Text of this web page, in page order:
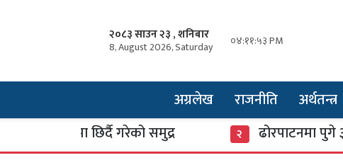
२०८३ साउन २३ , शनिबार
8, August 2026, Saturday ०४:११:५४ PM
अग्रलेख राजनीति अर्थतन्त्र
छिर्दै गरेको समुद्र ढोरपाटनमा पुगे ३७